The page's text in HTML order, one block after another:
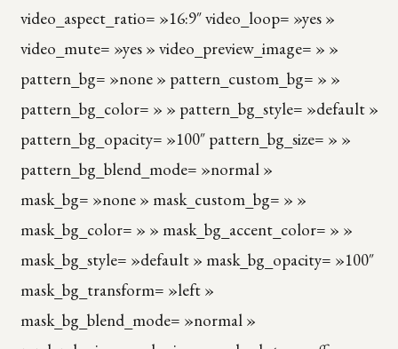
video_aspect_ratio= »16:9″ video_loop= »yes »
video_mute= »yes » video_preview_image= » »
pattern_bg= »none » pattern_custom_bg= » »
pattern_bg_color= » » pattern_bg_style= »default »
pattern_bg_opacity= »100″ pattern_bg_size= » »
pattern_bg_blend_mode= »normal »
mask_bg= »none » mask_custom_bg= » »
mask_bg_color= » » mask_bg_accent_color= » »
mask_bg_style= »default » mask_bg_opacity= »100″
mask_bg_transform= »left »
mask_bg_blend_mode= »normal »